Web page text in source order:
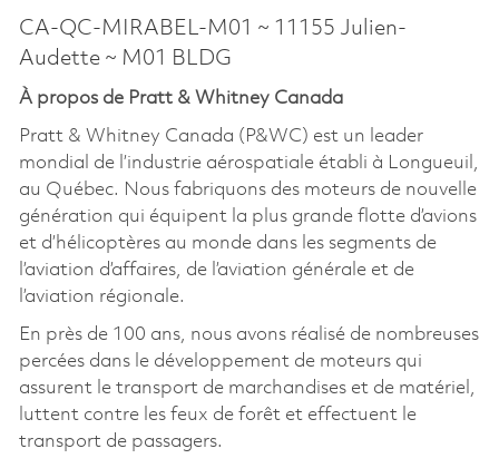
CA-QC-MIRABEL-M01 ~ 11155 Julien-
Audette ~ M01 BLDG
À propos de Pratt & Whitney Canada
Pratt & Whitney Canada (P&WC) est un leader
mondial de l’industrie aérospatiale établi à Longueuil,
au Québec. Nous fabriquons des moteurs de nouvelle
génération qui équipent la plus grande flotte d’avions
et d’hélicoptères au monde dans les segments de
l’aviation d’affaires, de l’aviation générale et de
l’aviation régionale.
En près de 100 ans, nous avons réalisé de nombreuses
percées dans le développement de moteurs qui
assurent le transport de marchandises et de matériel,
luttent contre les feux de forêt et effectuent le
transport de passagers.